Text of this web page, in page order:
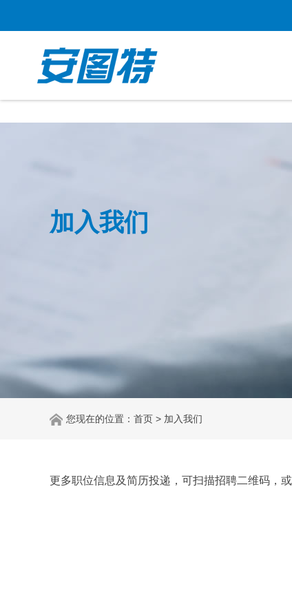
加入我们
您现在的位置： 首页 > 加入我们
更多职位信息及简历投递，可扫描招聘二维码，